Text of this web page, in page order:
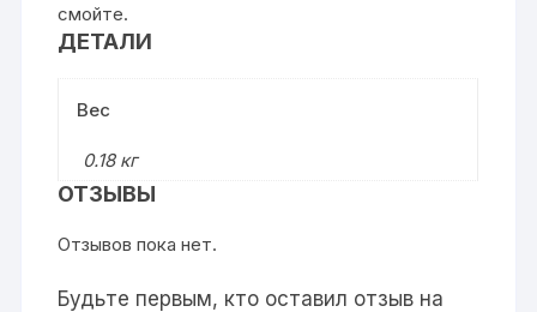
смойте.
ДЕТАЛИ
Вес
0.18 кг
ОТЗЫВЫ
Отзывов пока нет.
Будьте первым, кто оставил отзыв на